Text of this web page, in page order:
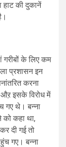
हाट की दुकानें
गरीबों के लिए कम
प्रशासन इन
करना
औऱ इसके विरोध में
गए थे। बन्ना
को कहा था,
दी गई तो
गए। बन्ना